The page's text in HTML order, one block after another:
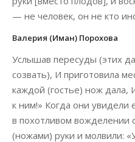
— не человек, он не кто
Валерия (Иман) Порохова
Услышав пересуды (этих
созвать), И приготовила
каждой (гостье) нож дала,
к ним!» Когда они увидели
в похотливом вожделении
(ножами) руки и молвили: